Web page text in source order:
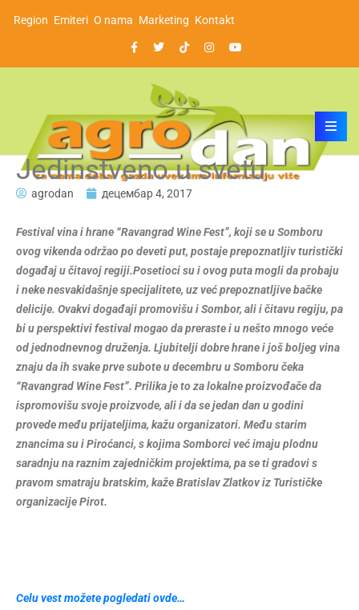
Region Emiteri O nama Marketing Kontakt
Jedinstveno u svetu
agrodan децембар 4, 2017
Festival vina i hrane “Ravangrad Wine Fest”, koji se u Somboru
ovog vikenda održao po deveti put, postaje prepoznatljiv turistički
događaj u čitavoj regiji.Posetioci su i ovog puta mogli da probaju
i neke nesvakidašnje specijalitete, uz već prepoznatljive bačke
delicije. Ovakvi događaji promovišu i Sombor, ali i čitavu regiju, pa
bi u perspektivi festival mogao da preraste i u nešto mnogo veće
od jednodnevnog druženja. Ljubitelji dobre hrane i još boljeg vina
znaju da ih svake prve subote u decembru u Somboru čeka
“Ravangrad Wine Fest”. Prilika je to za lokalne proizvođače da
ispromovišu svoje proizvode, ali i da se jedan dan u godini
provede među prijateljima, kažu organizatori. Među starim
znancima su i Piroćanci, s kojima Somborci već imaju plodnu
saradnju na raznim zajedničkim projektima, pa se ti gradovi s
pravom smatraju bratskim, kaže Bratislav Zlatkov iz Turističke
organizacije Pirot.
Celu vest možete pogledati ovde…